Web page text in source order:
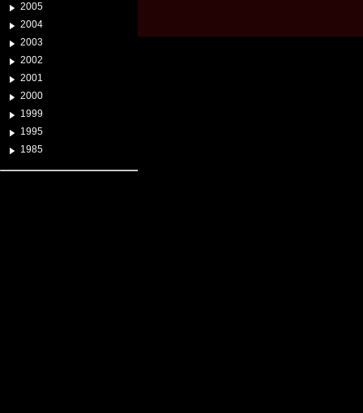
2005
2004
2003
2002
2001
2000
1999
1995
1985